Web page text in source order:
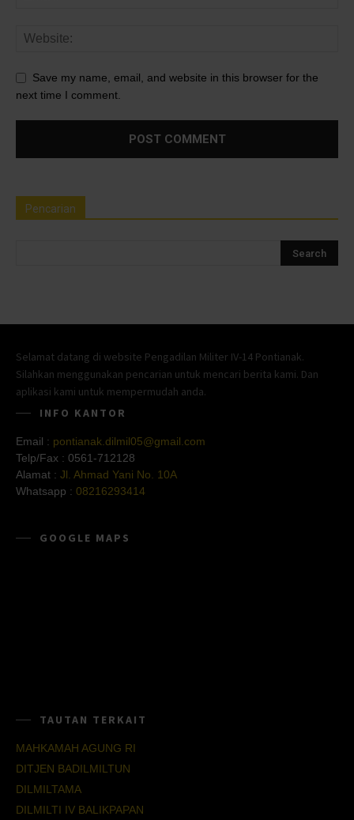
Save my name, email, and website in this browser for the
next time I comment.
Pencarian
Selamat datang di website Pengadilan Militer IV-14 Pontianak.
Silahkan menggunakan pencarian untuk mencari berita kami. Dan
aplikasi kami untuk mempermudah anda.
INFO KANTOR
Email : pontianak.dilmil05@gmail.com
Telp/Fax : 0561-712128
Alamat : Jl. Ahmad Yani No. 10A
Whatsapp : 08216293414
GOOGLE MAPS
TAUTAN TERKAIT
MAHKAMAH AGUNG RI
DITJEN BADILMILTUN
DILMILTAMA
DILMILTI IV BALIKPAPAN